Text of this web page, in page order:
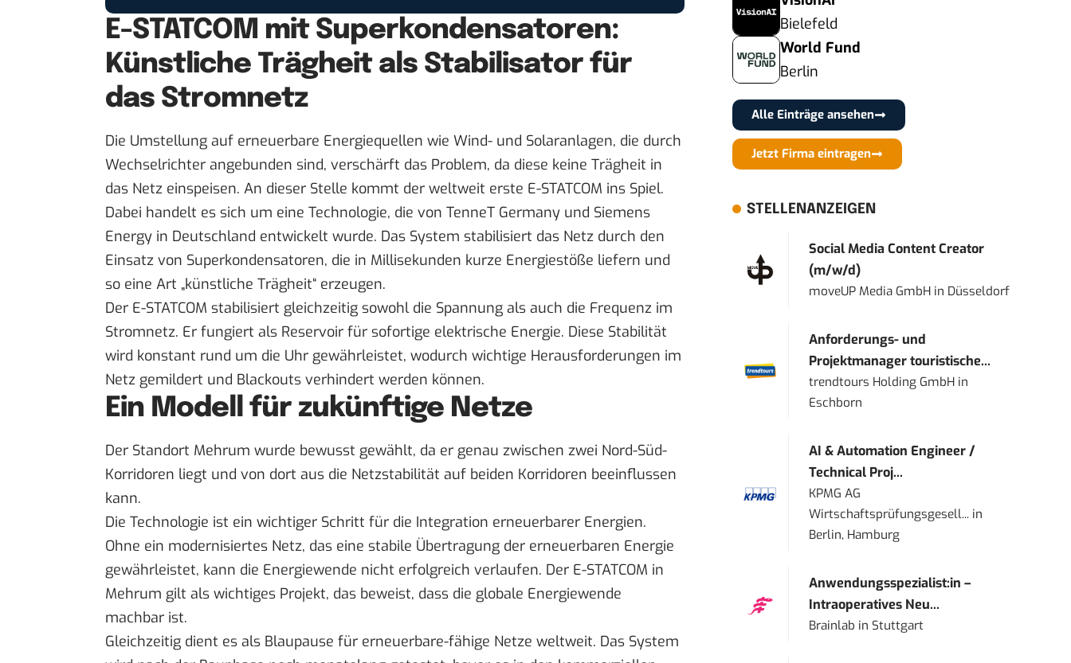
E-STATCOM mit Superkondensatoren:
Künstliche Trägheit als Stabilisator für
das Stromnetz
Die Umstellung auf erneuerbare Energiequellen wie Wind- und Solaranlagen, die durch
Wechselrichter angebunden sind, verschärft das Problem, da diese keine Trägheit in
das Netz einspeisen. An dieser Stelle kommt der weltweit erste E-STATCOM ins Spiel.
Dabei handelt es sich um eine Technologie, die von TenneT Germany und Siemens
Energy in Deutschland entwickelt wurde. Das System stabilisiert das Netz durch den
Einsatz von Superkondensatoren, die in Millisekunden kurze Energiestöße liefern und
so eine Art „künstliche Trägheit“ erzeugen.
Der E-STATCOM stabilisiert gleichzeitig sowohl die Spannung als auch die Frequenz im
Stromnetz. Er fungiert als Reservoir für sofortige elektrische Energie. Diese Stabilität
wird konstant rund um die Uhr gewährleistet, wodurch wichtige Herausforderungen im
Netz gemildert und Blackouts verhindert werden können.
Ein Modell für zukünftige Netze
Der Standort Mehrum wurde bewusst gewählt, da er genau zwischen zwei Nord-Süd-
Korridoren liegt und von dort aus die Netzstabilität auf beiden Korridoren beeinflussen
kann.
Die Technologie ist ein wichtiger Schritt für die Integration erneuerbarer Energien.
Ohne ein modernisiertes Netz, das eine stabile Übertragung der erneuerbaren Energie
gewährleistet, kann die Energiewende nicht erfolgreich verlaufen. Der E-STATCOM in
Mehrum gilt als wichtiges Projekt, das beweist, dass die globale Energiewende
machbar ist.
Gleichzeitig dient es als Blaupause für erneuerbare-fähige Netze weltweit. Das System
Bielefeld
World Fund
Berlin
Alle Einträge ansehen
Jetzt Firma eintragen
STELLENANZEIGEN
Social Media Content Creator
(m/w/d)
moveUP Media GmbH in Düsseldorf
Anforderungs- und
Projektmanager touristische...
trendtours Holding GmbH in
Eschborn
AI & Automation Engineer /
Technical Proj...
KPMG AG
Wirtschaftsprüfungsgesell... in
Berlin, Hamburg
Anwendungsspezialist:in –
Intraoperatives Neu...
Brainlab in Stuttgart